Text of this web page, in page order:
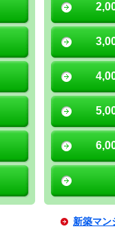
新築マン